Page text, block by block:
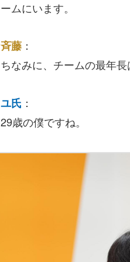
ームにいます。
斉藤 ：
ちなみに、チームの最年
ユ氏 ：
29歳の僕ですね。